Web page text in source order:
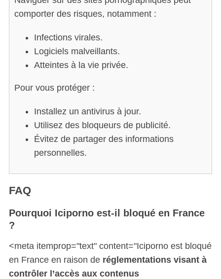
comporter des risques, notamment :
Infections virales.
Logiciels malveillants.
Atteintes à la vie privée.
Pour vous protéger :
Installez un antivirus à jour.
Utilisez des bloqueurs de publicité.
Évitez de partager des informations
personnelles.
FAQ
Pourquoi Iciporno est-il bloqué en France
?
<meta itemprop="text" content="Iciporno est bloqué
en France en raison de réglementations visant à
contrôler l’accès aux contenus
e
a
: